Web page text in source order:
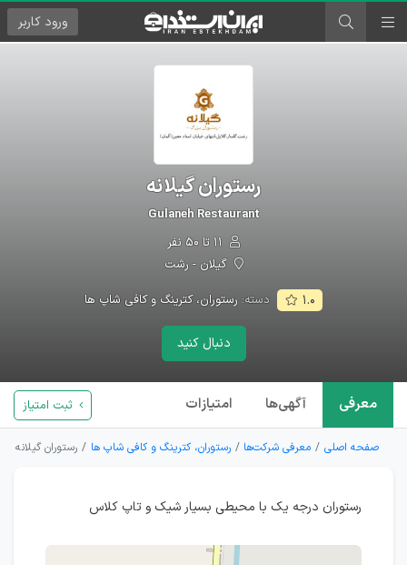
ورود کاربر
رستوران گیلانه
Gulaneh Restaurant
گیلان - رشت
۱.۰ دسته: رستوران، کترینگ و کافی شاپ ها
دنبال کنید
معرفی آگهی‌ها امتیازات ثبت امتیاز
صفحه اصلی معرفی شرکت‌ها رستوران، کترینگ و کافی شاپ ها رستوران گیلانه
رستوران درجه یک با محیطی بسیار شیک و تاپ کلاس